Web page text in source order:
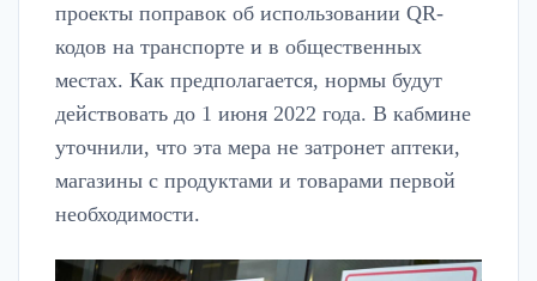
проекты поправок об использовании QR-
кодов на транспорте и в общественных
местах. Как предполагается, нормы будут
действовать до 1 июня 2022 года. В кабмине
уточнили, что эта мера не затронет аптеки,
магазины с продуктами и товарами первой
необходимости.